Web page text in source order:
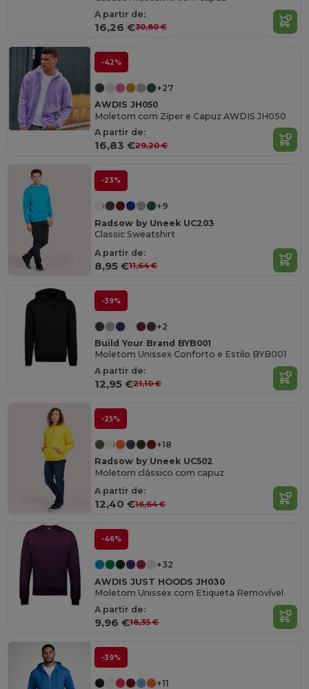
A partir de:
16,26 €30,80 €
-42%
+27
AWDIS JH050
Moletom com Zíper e Capuz AWDIS JH050
A partir de:
16,83 €29,20 €
-23%
+9
Radsow by Uneek UC203
Classic Sweatshirt
A partir de:
8,95 €11,64 €
-39%
+2
Build Your Brand BYB001
Moletom Unissex Conforto e Estilo BYB001
A partir de:
12,95 €21,10 €
-25%
+18
Radsow by Uneek UC502
Moletom clássico com capuz
A partir de:
12,40 €16,64 €
-46%
+32
AWDIS JUST HOODS JH030
Moletom Unissex com Etiqueta Removível
A partir de:
9,96 €18,35 €
-39%
+11